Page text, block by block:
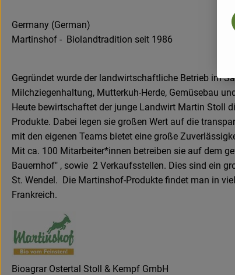
Germany (German)
Martinshof - Biolandtradition seit 1986
Gegründet wurde der landwirtschaftliche Betrieb im
Milchziegenhaltung, Mutterkuh-Herde, Gemüsebau
Heute bewirtschaftet der junge Landwirt Martin Stoll
Produkte. Dabei legen sie großen Wert auf die
mit den eigenen Teams bietet eine große
Mit ca. 100 Mitarbeiter*innen betreiben sie auf dem
Bauernhof" , sowie 2 Verkaufsstellen. Dies sind ein
St. Wendel. Die Martinshof-Produkte findet man in
Frankreich.
Bioagrar Ostertal Stoll & Kempf GmbH